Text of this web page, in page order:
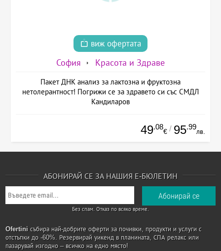
виж офертата
София Красота и Здраве
Пакет ДНК анализ за лактозна и фруктозна
нетолерантност! Погрижи се за здравето си със СМДЛ
Кандиларов
49.08
€ / 95.99
лв.
АБОНИРАЙ СЕ ЗА НАШИЯ Е-БЮЛЕТИН
Без спам. Отказ по всяко време.
Ofertini събира най-добрите оферти за почивки, продукти и услуги с
отстъпки до -60%. Резервирай уикенд в планината, СПА релакс или
пазарувай изгодно – всичко на едно място!